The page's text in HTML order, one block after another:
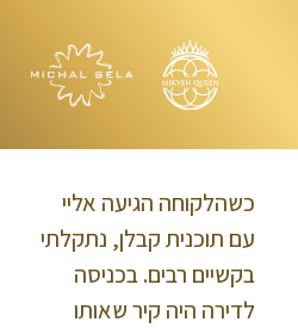
כשהלקוחה הגיעה אליי
עם תוכנית קבלן, נתקלתי
בקשיים רבים. בכניסה
לדירה היה קיר שאותו